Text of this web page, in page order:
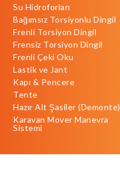
Su Hidroforları
Bağımsız Torsiyonlu Dingil
Frenli Torsiyon Dingil
Frensiz Torsiyon Dingil
Frenli Çeki Oku
Lastik ve Jant
Kapı & Pencere
Tente
Hazır Alt Şasiler (Demonte)
Karavan Mover Manevra
Sistemi